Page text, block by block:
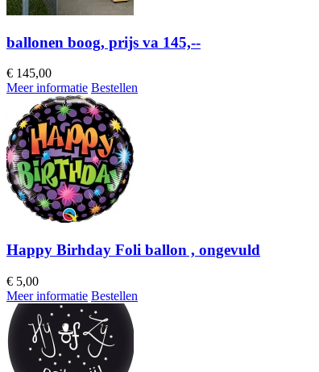
ballonen boog, prijs va 145,--
€ 145,00
Meer informatie Bestellen
Happy Birhday Foli ballon , ongevuld
€ 5,00
Meer informatie Bestellen